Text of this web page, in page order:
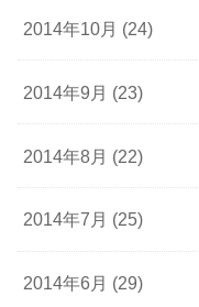
2014年10月 (24)
2014年9月 (23)
2014年8月 (22)
2014年7月 (25)
2014年6月 (29)